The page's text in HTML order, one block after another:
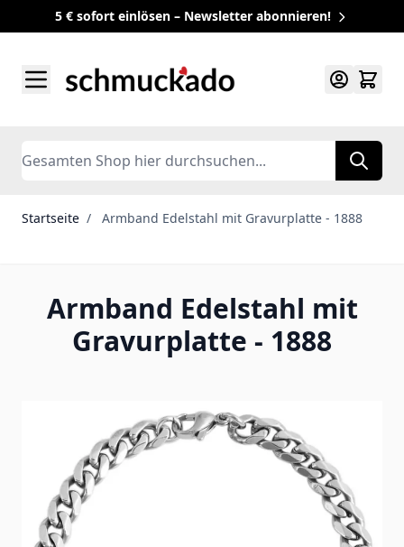
5 € sofort einlösen – Newsletter abonnieren!
Search
Startseite / Armband Edelstahl mit Gravurplatte - 1888
Armband Edelstahl mit
Gravurplatte - 1888